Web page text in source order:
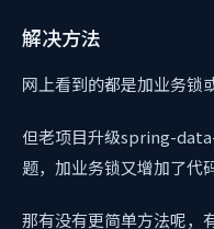
解决方法
网上看到的都是加业务锁
但老项目升级spring-
题，加业务锁又增加了代
那有没有更简单方法呢，